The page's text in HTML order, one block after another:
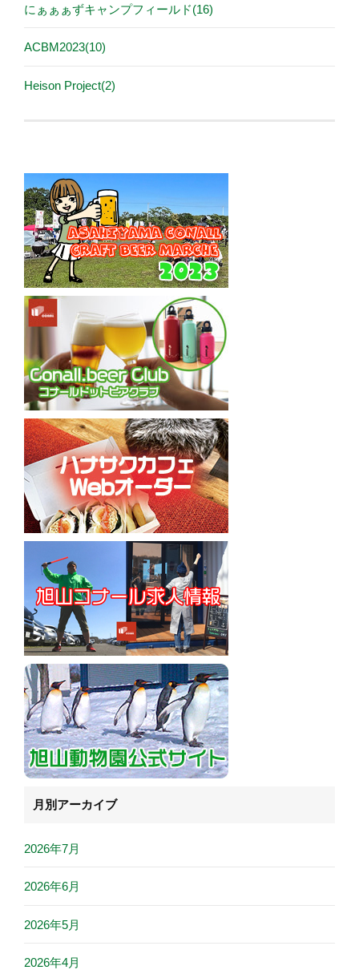
にぁぁぁずキャンプフィールド(16)
ACBM2023(10)
Heison Project(2)
月別アーカイブ
2026年7月
2026年6月
2026年5月
2026年4月